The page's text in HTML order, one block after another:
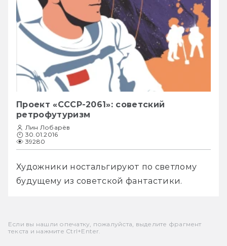
Проект «СССР-2061»: советский
ретрофутуризм
Лин Лобарёв
30.01.2016
39280
Художники ностальгируют по светлому
будущему из советской фантастики.
Если вы нашли опечатку, пожалуйста, выделите фрагмент
текста и нажмите Ctrl+Enter.